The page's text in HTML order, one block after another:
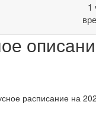
1
расписание на